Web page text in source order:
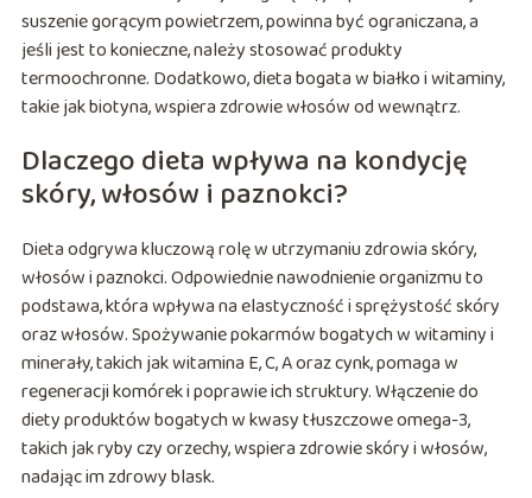
suszenie gorącym powietrzem, powinna być ograniczana, a
jeśli jest to konieczne, należy stosować produkty
termoochronne. Dodatkowo, dieta bogata w białko i witaminy,
takie jak biotyna, wspiera zdrowie włosów od wewnątrz.
Dlaczego dieta wpływa na kondycję
skóry, włosów i paznokci?
Dieta odgrywa kluczową rolę w utrzymaniu zdrowia skóry,
włosów i paznokci. Odpowiednie nawodnienie organizmu to
podstawa, która wpływa na elastyczność i sprężystość skóry
oraz włosów. Spożywanie pokarmów bogatych w witaminy i
minerały, takich jak witamina E, C, A oraz cynk, pomaga w
regeneracji komórek i poprawie ich struktury. Włączenie do
diety produktów bogatych w kwasy tłuszczowe omega-3,
takich jak ryby czy orzechy, wspiera zdrowie skóry i włosów,
nadając im zdrowy blask.